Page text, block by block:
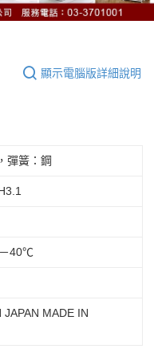
顯示電腦版詳細說明
彈簧：鋼
40℃
MADE IN